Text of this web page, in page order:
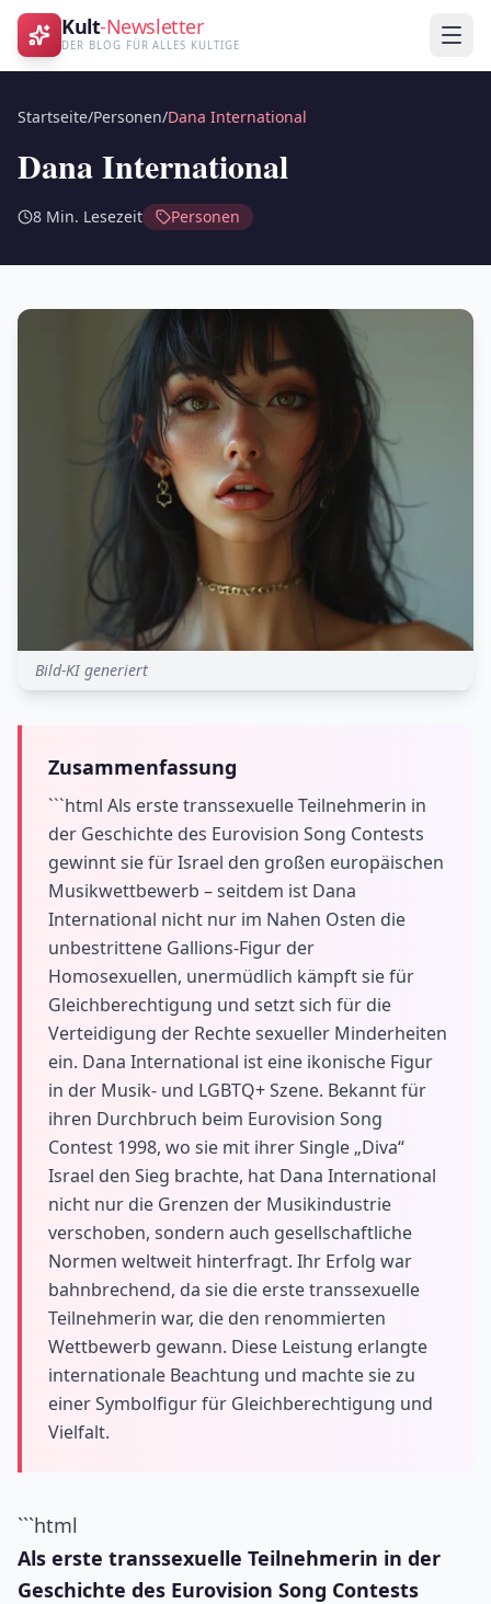
Kult-Newsletter
DER BLOG FÜR ALLES KULTIGE
Startseite/Personen/Dana International
Dana International
8 Min. Lesezeit Personen
Bild-KI generiert
Zusammenfassung
```html Als erste transsexuelle Teilnehmerin in
der Geschichte des Eurovision Song Contests
gewinnt sie für Israel den großen europäischen
Musikwettbewerb – seitdem ist Dana
International nicht nur im Nahen Osten die
unbestrittene Gallions-Figur der
Homosexuellen, unermüdlich kämpft sie für
Gleichberechtigung und setzt sich für die
Verteidigung der Rechte sexueller Minderheiten
ein. Dana International ist eine ikonische Figur
in der Musik- und LGBTQ+ Szene. Bekannt für
ihren Durchbruch beim Eurovision Song
Contest 1998, wo sie mit ihrer Single „Diva“
Israel den Sieg brachte, hat Dana International
nicht nur die Grenzen der Musikindustrie
verschoben, sondern auch gesellschaftliche
Normen weltweit hinterfragt. Ihr Erfolg war
bahnbrechend, da sie die erste transsexuelle
Teilnehmerin war, die den renommierten
Wettbewerb gewann. Diese Leistung erlangte
internationale Beachtung und machte sie zu
einer Symbolfigur für Gleichberechtigung und
Vielfalt.
```html
Als erste transsexuelle Teilnehmerin in der
Geschichte des Eurovision Song Contests